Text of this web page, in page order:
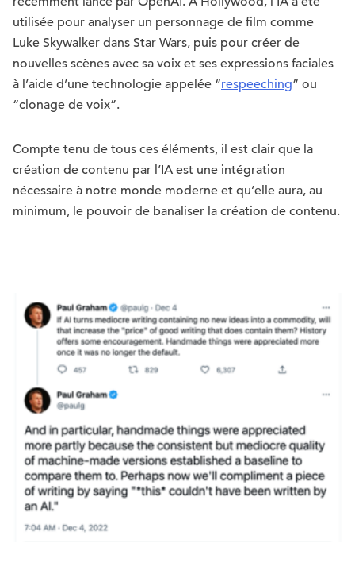
utilisée pour analyser un personnage de film comme
Luke Skywalker dans Star Wars, puis pour créer de
nouvelles scènes avec sa voix et ses expressions faciales
à l’aide d’une technologie appelée “respeeching” ou
“clonage de voix”.
Compte tenu de tous ces éléments, il est clair que la
création de contenu par l’IA est une intégration
nécessaire à notre monde moderne et qu’elle aura, au
minimum, le pouvoir de banaliser la création de contenu.